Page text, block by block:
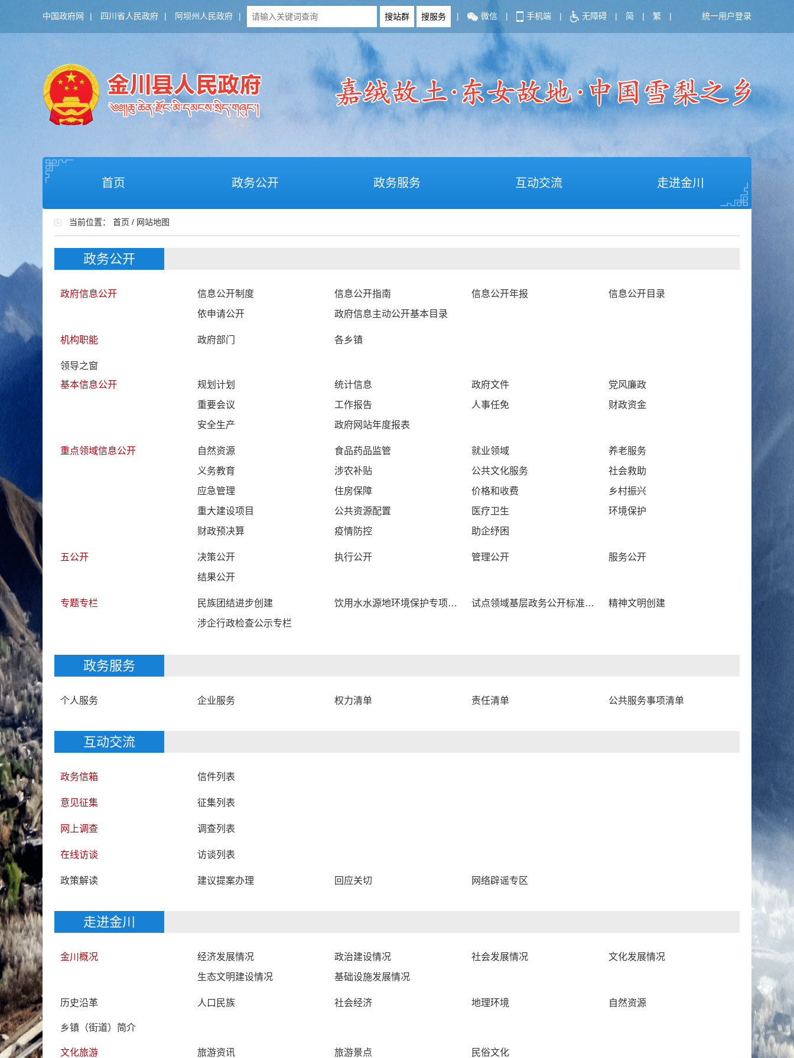
中国政府网 | 四川省人民政府 | 阿坝州人民政府 | | 微信 | 手机端 | 无障碍 | 简 | 繁 | 统一用户登录
首页 政务公开 政务服务 互动交流 走进金川
当前位置： 首页 / 网站地图
政务公开
政府信息公开 信息公开制度 信息公开指南 信息公开年报
信息公开目录
依申请公开
政府信息主动公开基本目录
机构职能 政府部门 各乡镇
领导之窗
基本信息公开
规划计划 统计信息 政府文件
党风廉政
重要会议
工作报告 人事任免
财政资金
安全生产
政府网站年度报表
重点领域信息公开 自然资源 食品药品监管 就业领域
养老服务
义务教育
涉农补贴 公共文化服务
社会救助
应急管理
住房保障 价格和收费
乡村振兴
重大建设项目
公共资源配置 医疗卫生
环境保护
财政预决算
疫情防控 助企纾困
五公开 决策公开 执行公开 管理公开
服务公开
结果公开
专题专栏 民族团结进步创建 饮用水水源地环境保护专项行动 试点领域基层政务公开标准目录编制
精神文明创建
涉企行政检查公示专栏
政务服务
个人服务 企业服务 权力清单 责任清单 公共服务事项清单
互动交流
政务信箱 信件列表
意见征集 征集列表
网上调查 调查列表
在线访谈 访谈列表
政策解读 建议提案办理 回应关切 网络辟谣专区
走进金川
金川概况 经济发展情况 政治建设情况 社会发展情况
文化发展情况
生态文明建设情况
基础设施发展情况
历史沿革 人口民族 社会经济 地理环境 自然资源
乡镇（街道）简介
文化旅游 旅游资讯 旅游景点 民俗文化